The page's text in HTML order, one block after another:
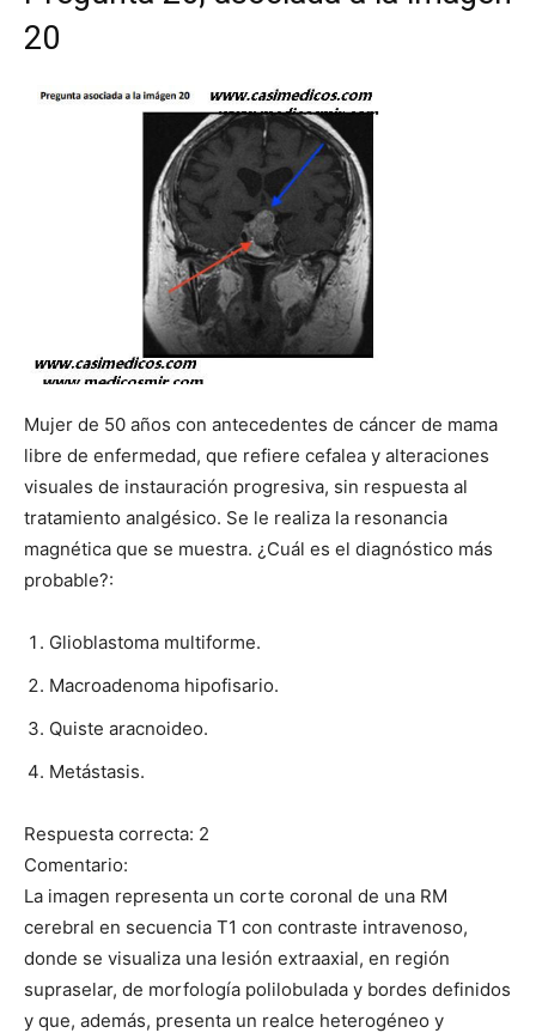
20
Mujer de 50 años con antecedentes de cáncer de mama
libre de enfermedad, que refiere cefalea y alteraciones
visuales de instauración progresiva, sin respuesta al
tratamiento analgésico. Se le realiza la resonancia
magnética que se muestra. ¿Cuál es el diagnóstico más
probable?:
Glioblastoma multiforme.
Macroadenoma hipofisario.
Quiste aracnoideo.
Metástasis.
Respuesta correcta: 2
Comentario:
La imagen representa un corte coronal de una RM
cerebral en secuencia T1 con contraste intravenoso,
donde se visualiza una lesión extraaxial, en región
supraselar, de morfología polilobulada y bordes definidos
y que, además, presenta un realce heterogéneo y